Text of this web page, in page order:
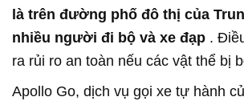
là trên đường phố đô thị của
nhiều người đi bộ và xe đạp .
ra rủi ro an toàn nếu các vật thể bị
Apollo Go, dịch vụ gọi xe tự hành